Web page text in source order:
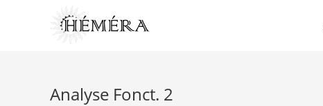
Analyse Fonct. 2